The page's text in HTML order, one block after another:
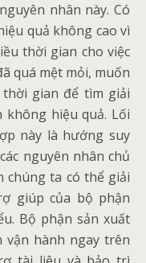
nhân này. Có
quả không cao vì
thời gian cho việc
quá mệt mỏi, muốn
gian để tìm giải
không hiệu quả. Lối
này là hướng suy
nguyên nhân chủ
chúng ta có thể giải
giúp của bộ phận
Bộ phận sản xuất
vận hành ngay trên